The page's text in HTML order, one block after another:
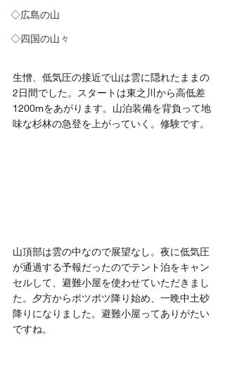
◇広島の山
◇四国の山々
生憎、低気圧の接近で山は雲に隠れたままの
2日間でした。スタートは東之川から高低差
1200mをあがります。山泊装備を背負って地
味な杉林の急登を上がっていく。修験です。
山頂部は雲の中なので展望なし。夜に低気圧
が通過する予報だったのでテント泊をキャン
セルして、避難小屋を使わせていただきまし
た。夕方からポツポツ降り始め、一晩中土砂
降りになりました。避難小屋ってありがたい
ですね。